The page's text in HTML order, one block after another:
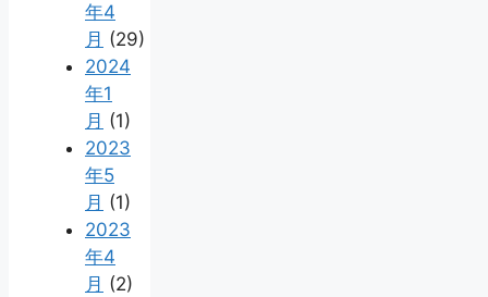
年4
月 (29)
2024
年1
月 (1)
2023
年5
月 (1)
2023
年4
月 (2)